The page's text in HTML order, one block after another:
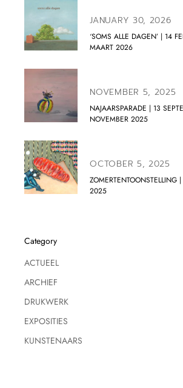
JANUARY 30, 2026
‘SOMS ALLE DAGEN’ | 14
MAART 2026
NOVEMBER 5, 2025
NAJAARSPARADE | 13
NOVEMBER 2025
OCTOBER 5, 2025
ZOMERTENTOONSTELLING
2025
Category
ACTUEEL
ARCHIEF
DRUKWERK
EXPOSITIES
KUNSTENAARS